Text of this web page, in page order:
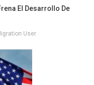
El Desarrollo De
User